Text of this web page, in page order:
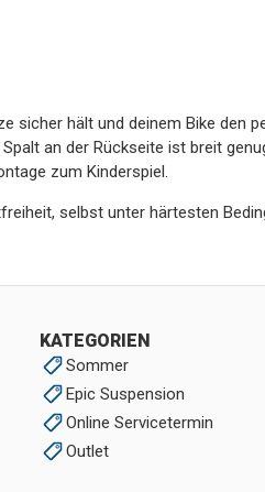
sicher hält und deinem Bike den
an der Rückseite ist breit
zum Kinderspiel.
selbst unter härtesten
KATEGORIEN
Sommer
Epic Suspension
Online Servicetermin
Outlet